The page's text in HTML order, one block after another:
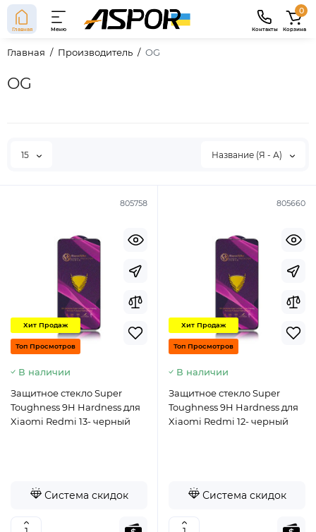
Главная Меню Контакты
0
Корзина
Главная Производитель OG
OG
15 Название (Я - А)
805758
Хит Продаж
Топ Просмотров
В наличии
Защитное стекло Super
Toughness 9H Hardness для
Xiaomi Redmi 13- черный
Система скидок
805660
Хит Продаж
Топ Просмотров
В наличии
Защитное стекло Super
Toughness 9H Hardness для
Xiaomi Redmi 12- черный
Система скидок